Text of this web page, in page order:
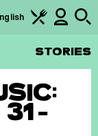
STORIES
31-